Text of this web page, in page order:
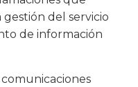
del servicio
de información